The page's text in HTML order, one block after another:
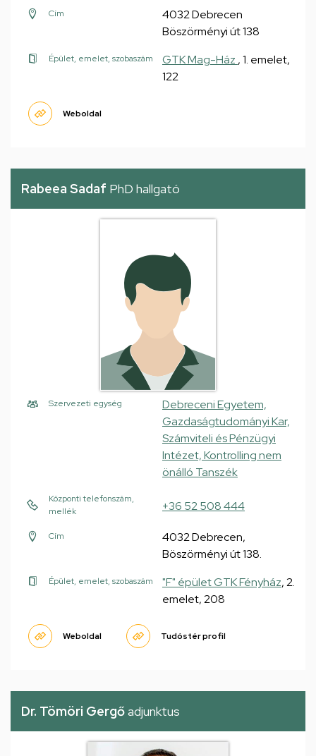
Cím
4032 Debrecen
Böszörményi út 138
Épület, emelet, szobaszám GTK Mag-Ház , 1. emelet,
122
Weboldal
Rabeea Sadaf PhD hallgató
Szervezeti egység
Debreceni Egyetem,
Gazdaságtudományi Kar,
Számviteli és Pénzügyi
Intézet, Kontrolling nem
önálló Tanszék
Központi telefonszám,
mellék
+36 52 508 444
Cím
4032 Debrecen,
Böszörményi út 138.
Épület, emelet, szobaszám "F" épület GTK Fényház, 2.
emelet, 208
Weboldal Tudóstér profil
Dr. Tömöri Gergőadjunktus